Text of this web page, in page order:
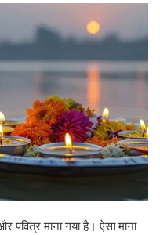
माना गया है। ऐसा माना